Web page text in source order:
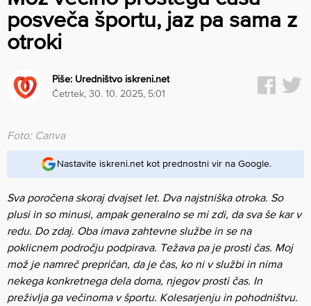
posveča športu, jaz pa sama z
otroki
Piše: Uredništvo iskreni.net
četrtek, 30. 10. 2025, 5:01
Foto: Canva
Nastavite iskreni.net kot prednostni vir na Google.
Sva poročena skoraj dvajset let. Dva najstniška otroka. So
plusi in so minusi, ampak generalno se mi zdi, da sva še kar v
redu. Do zdaj. Oba imava zahtevne službe in se na
poklicnem področju podpirava. Težava pa je prosti čas. Moj
mož je namreč prepričan, da je čas, ko ni v službi in nima
nekega konkretnega dela doma, njegov prosti čas. In
preživlja ga večinoma v športu. Kolesarjenju in pohodništvu.